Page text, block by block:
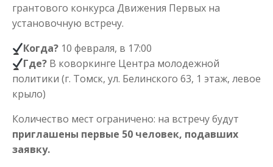
грантового конкурса Движения Первых на
установочную встречу.
Когда? 10 февраля, в 17:00
Где? В коворкинге Центра молодежной
политики (г. Томск, ул. Белинского 63, 1 этаж, левое
крыло)
Количество мест ограничено: на встречу будут
приглашены первые 50 человек, подавших
заявку.